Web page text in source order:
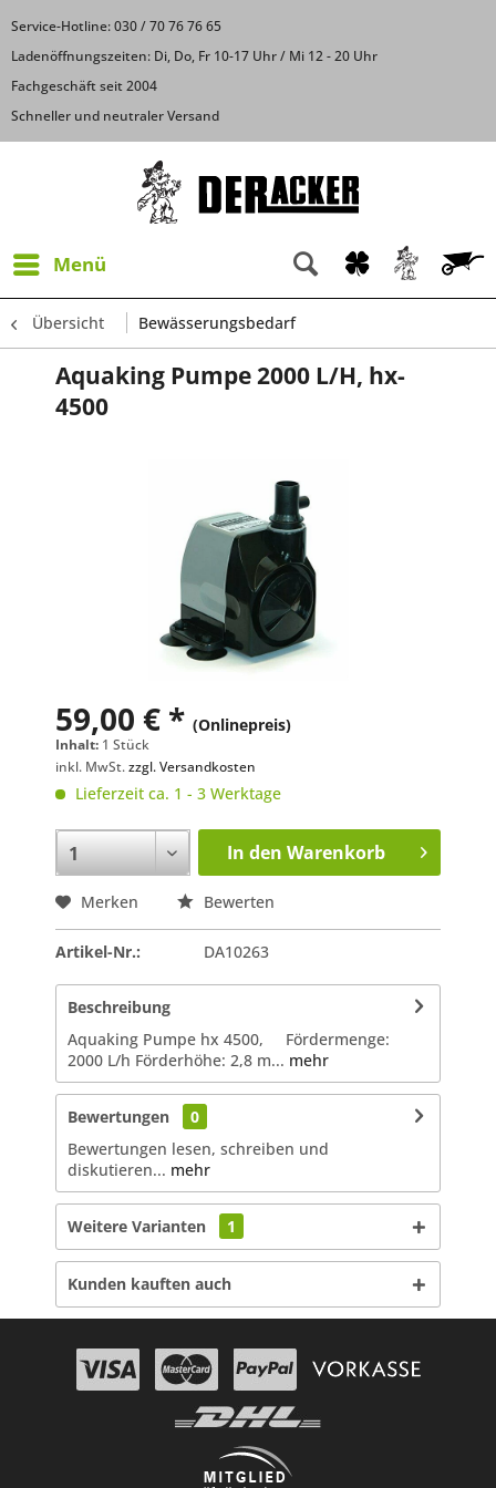
Service-Hotline: 030 / 70 76 76 65
Ladenöffnungszeiten: Di, Do, Fr 10-17 Uhr / Mi 12 - 20 Uhr
Fachgeschäft seit 2004
Schneller und neutraler Versand
Menü
Übersicht Bewässerungsbedarf
Aquaking Pumpe 2000 L/H, hx-
4500
59,00 € * (Onlinepreis)
Inhalt: 1 Stück
inkl. MwSt.zzgl. Versandkosten
Lieferzeit ca. 1 - 3 Werktage
In den Warenkorb
Merken Bewerten
Artikel-Nr.: DA10263
Beschreibung
Aquaking Pumpe hx 4500, Fördermenge:
2000 L/h Förderhöhe: 2,8 m... mehr
Bewertungen
0
Bewertungen lesen, schreiben und
diskutieren... mehr
Weitere Varianten 1
Kunden kauften auch